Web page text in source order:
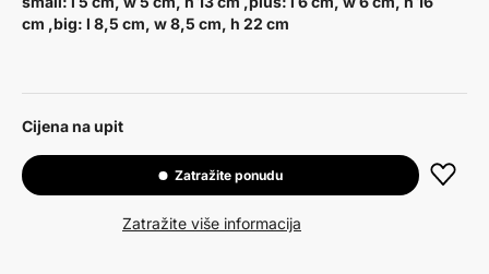
cm ,big: l 8,5 cm, w 8,5 cm, h 22 cm
Cijena na upit
Zatražite ponudu
Zatražite više informacija